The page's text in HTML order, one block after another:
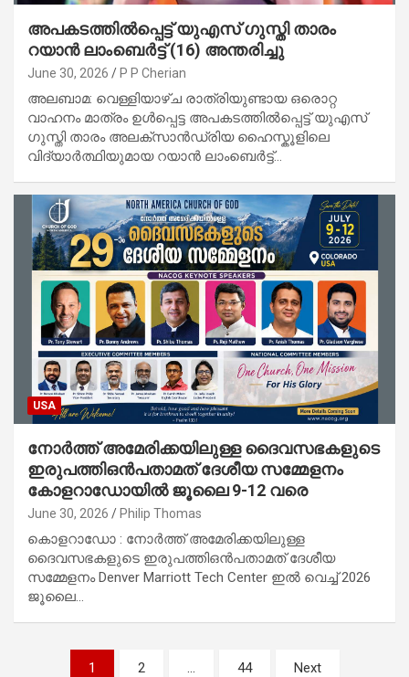
അപകടത്തിൽപ്പെട്ട് യുഎസ് ഗുസ്തി താരം
റയാൻ ലാംബെർട്ട് (16) അന്തരിച്ചു
June 30, 2026 P P Cherian
അലബാമ: വെള്ളിയാഴ്ച രാത്രിയുണ്ടായ ഒരൊറ്റ
വാഹനം മാത്രം ഉൾപ്പെട്ട അപകടത്തിൽപ്പെട്ട് യുഎസ്
ഗുസ്തി താരം അലക്സാൻഡ്രിയ ഹൈസ്കൂളിലെ
വിദ്യാർത്ഥിയുമായ റയാൻ ലാംബെർട്ട്…
USA
നോർത്ത് അമേരിക്കയിലുള്ള ദൈവസഭകളുടെ
ഇരുപത്തിഒൻപതാമത് ദേശീയ സമ്മേളനം
കോളറാഡോയിൽ ജൂലൈ 9-12 വരെ
June 30, 2026 Philip Thomas
കൊളറാഡോ : നോർത്ത് അമേരിക്കയിലുള്ള
ദൈവസഭകളുടെ ഇരുപത്തിഒൻപതാമത് ദേശീയ
സമ്മേളനം Denver Marriott Tech Center ഇൽ വെച്ച് 2026
ജൂലൈ…
1 2 … 44 Next